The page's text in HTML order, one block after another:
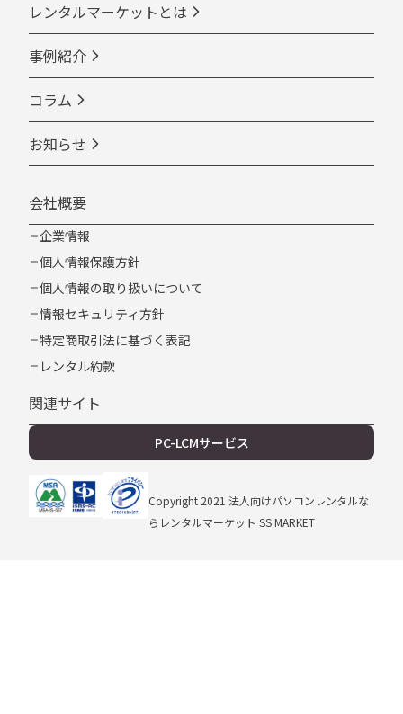
レンタルマーケットとは
事例紹介
コラム
お知らせ
会社概要
企業情報
個人情報保護方針
個人情報の取り扱いについて
情報セキュリティ方針
特定商取引法に基づく表記
レンタル約款
関連サイト
PC-LCMサービス
Copyright 2021 法⼈向けパソコンレンタルな
らレンタルマーケット SS MARKET